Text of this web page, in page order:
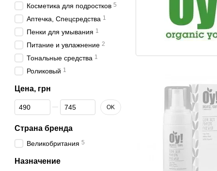
Косметика для подростков 5
Аптечка, Спецсредства 1
Пенки для умывания 1
Питание и увлажнение 2
Тональные средства 1
Роликовый 1
Цена, грн
От Цена, грн
До Цена, грн OK
Страна бренда
Великобритания 5
Назначение